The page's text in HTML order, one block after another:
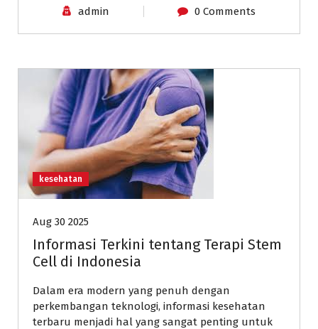
admin 0 Comments
kesehatan
Aug 30 2025
Informasi Terkini tentang Terapi Stem
Cell di Indonesia
Dalam era modern yang penuh dengan
perkembangan teknologi, informasi kesehatan
terbaru menjadi hal yang sangat penting untuk